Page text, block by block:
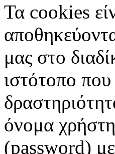
Τα cookies
μας στο
ιστότοπο
όνομα
(password)